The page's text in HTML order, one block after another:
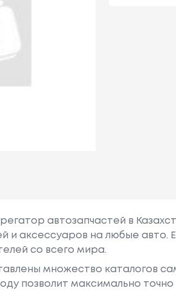
автозапчастей в
и аксессуаров на любые авто.
со всего мира.
множество каталогов
позволит максимально